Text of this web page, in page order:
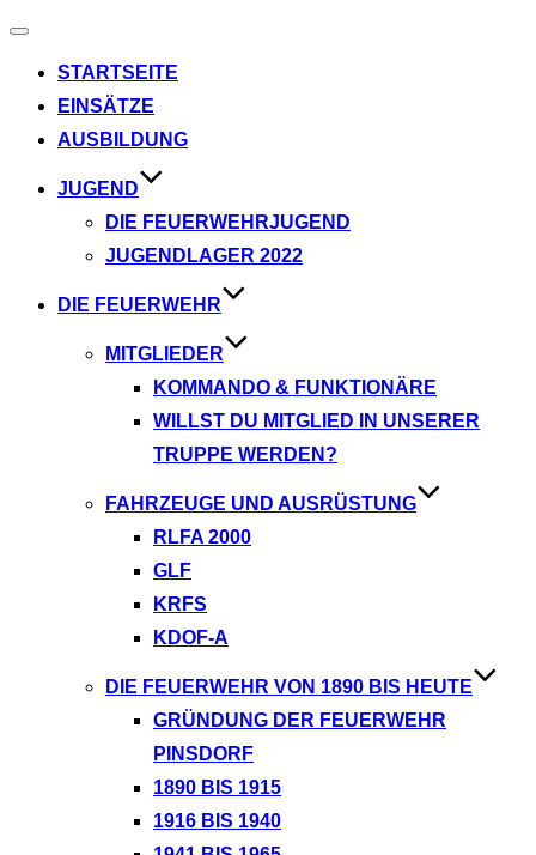
Navigation
STARTSEITE
EINSÄTZE
AUSBILDUNG
JUGEND
DIE FEUERWEHRJUGEND
JUGENDLAGER 2022
DIE FEUERWEHR
MITGLIEDER
KOMMANDO & FUNKTIONÄRE
WILLST DU MITGLIED IN UNSERER
TRUPPE WERDEN?
FAHRZEUGE UND AUSRÜSTUNG
RLFA 2000
GLF
KRFS
KDOF-A
DIE FEUERWEHR VON 1890 BIS HEUTE
GRÜNDUNG DER FEUERWEHR
PINSDORF
1890 BIS 1915
1916 BIS 1940